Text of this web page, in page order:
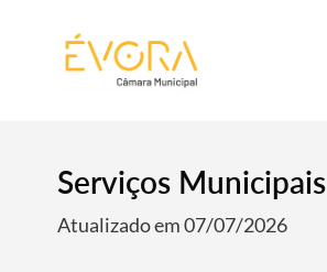
Serviços Municipais
Atualizado em 07/07/2026